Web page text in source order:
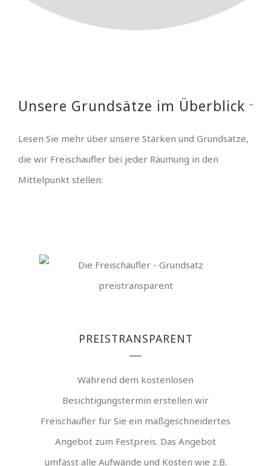
Unsere Grundsätze im Überblick
Lesen Sie mehr über unsere Stärken und Grundsätze,
die wir Freischaufler bei jeder Räumung in den
Mittelpunkt stellen:
PREISTRANSPARENT
Während dem kostenlosen
Besichtigungstermin erstellen wir
Freischaufler für Sie ein maßgeschneidertes
Angebot zum Festpreis. Das Angebot
umfasst alle Aufwände und Kosten wie z.B.